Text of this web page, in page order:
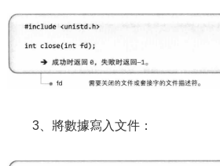
3、將數據寫入文件：